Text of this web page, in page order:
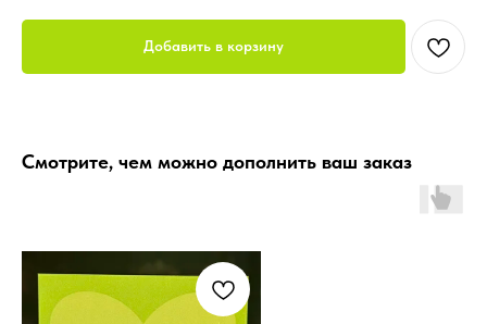
Добавить в корзину
Смотрите, чем можно дополнить ваш заказ